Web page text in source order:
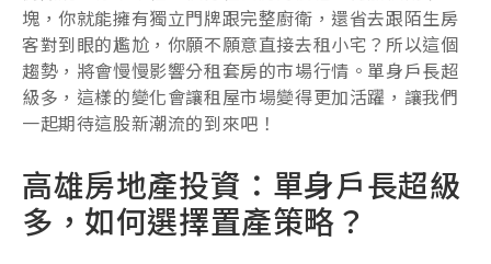
塊，你就能擁有獨立門牌跟完整廚衛，還省去跟陌生房
客對到眼的尷尬，你願不願意直接去租小宅？所以這個
趨勢，將會慢慢影響分租套房的市場行情。單身戶長超
級多，這樣的變化會讓租屋市場變得更加活躍，讓我們
一起期待這股新潮流的到來吧！
高雄房地產投資：單身戶長超級
多，如何選擇置產策略？